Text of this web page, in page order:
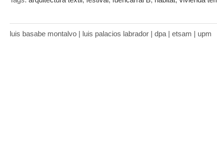
luis basabe montalvo | luis palacios labrador | dpa | etsam | upm